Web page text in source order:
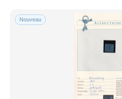
Nouveau